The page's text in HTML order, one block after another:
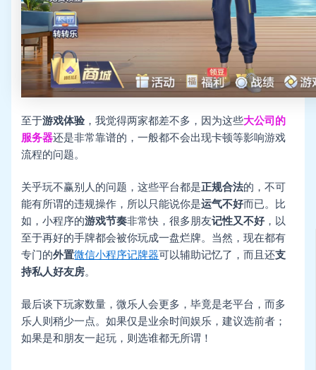
至于游戏体验，我觉得两家都差不多，因为这些大公司的
服务器还是非常靠谱的，一般都不会出现卡顿等影响游戏
流程的问题。
关乎玩不赢别人的问题，这些平台都是正规合法的，不可
能有所谓的违规操作，所以只能说你是运气不好而已。比
如，小程序的游戏节奏非常快，很多朋友记性又不好，以
至于再好的手牌都会被你玩成一盘烂牌。当然，现在都有
专门的外置微信小程序记牌器可以辅助记忆了，而且还支
持私人好友房。
最后谈下玩家数量，微乐人会更多，毕竟是老平台，而多
乐人则稍少一点。如果仅是业余时间娱乐，建议选前者；
如果是和朋友一起玩，则选谁都无所谓！